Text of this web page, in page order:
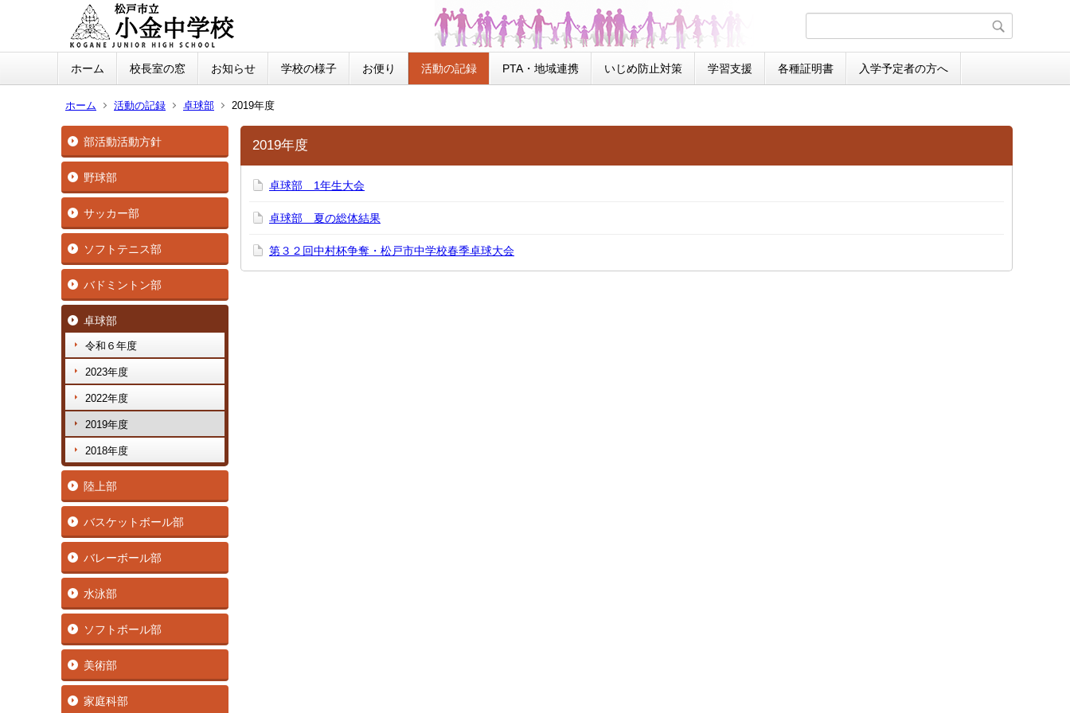
ホーム 校長室の窓 お知らせ 学校の様子 お便り 活動の記録 PTA・地域連携 いじめ防止対策 学習支援 各種証明書 入学予定者の方へ
ホーム 活動の記録 卓球部 2019年度
部活動活動方針
野球部
サッカー部
ソフトテニス部
バドミントン部
卓球部
令和６年度
2023年度
2022年度
2019年度
2018年度
陸上部
バスケットボール部
バレーボール部
水泳部
ソフトボール部
美術部
家庭科部
2019年度
卓球部 1年生大会
卓球部 夏の総体結果
第３２回中村杯争奪・松戸市中学校春季卓球大会